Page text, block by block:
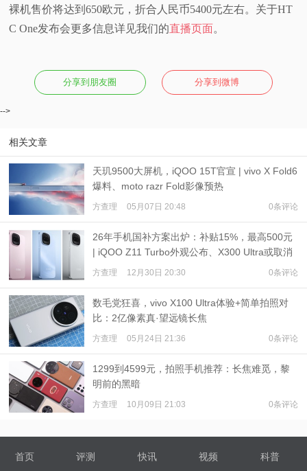
裸机售价将达到650欧元，折合人民币5400元左右。关于HT
C One发布会更多信息详见我们的直播页面。
分享到朋友圈 分享到微博
-->
相关文章
天玑9500大屏机，iQOO 15T官宣 | vivo X Fold6
爆料、moto razr Fold影像预热
方查理 05月07日 20:48 0条评论
26年手机国补方案出炉：补贴15%，最高500元
| iQOO Z11 Turbo外观公布、X300 Ultra或取消
拍照键
方查理 12月30日 20:30 0条评论
数毛党狂喜，vivo X100 Ultra体验+简单拍照对
比：2亿像素真·望远镜长焦
方查理 05月24日 21:36 0条评论
1299到4599元，拍照手机推荐：长焦难觅，黎
明前的黑暗
方查理 10月09日 21:03 0条评论
首页 评测 快讯 视频 科普